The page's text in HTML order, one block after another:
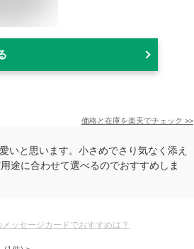
価格と在庫を楽天でチェック >>
いと思います。小さめでさり気なく添え
途に合わせて選べるのでおすすめしま
ッセージカードでおすすめは？